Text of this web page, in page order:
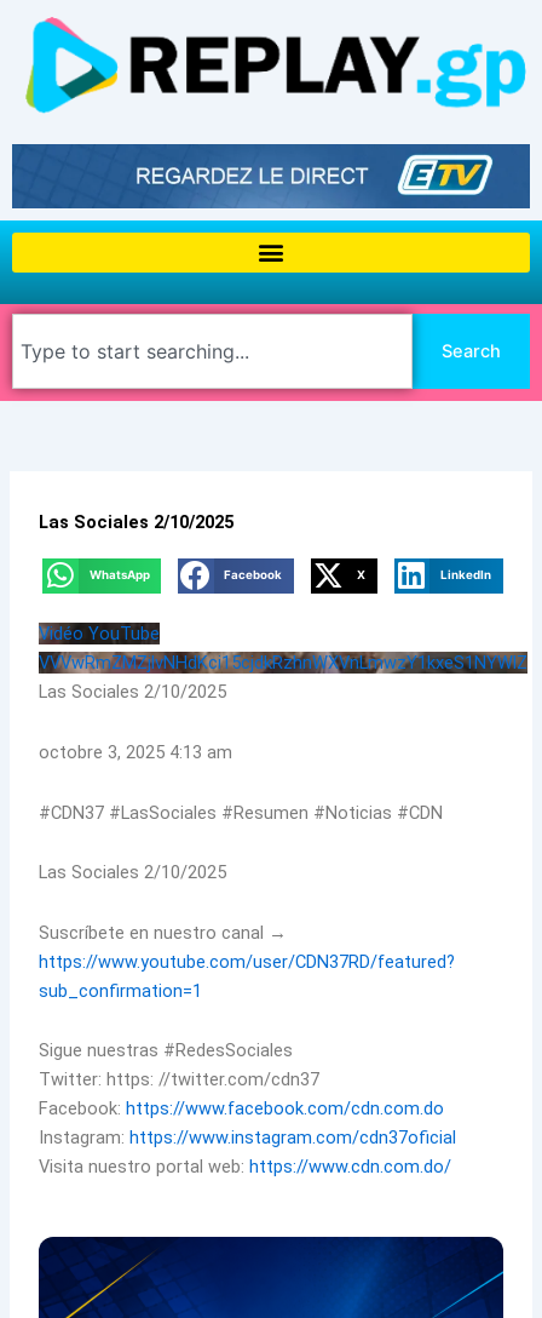
contenu
Search
Las Sociales 2/10/2025
WhatsApp Facebook X LinkedIn
Vidéo YouTube
VVVwRmZMZjlvNHdKci15cjdkRzhnWXVnLmwzY1kxeS1NYWlZ
Las Sociales 2/10/2025
octobre 3, 2025 4:13 am
#CDN37 #LasSociales #Resumen #Noticias #CDN
Las Sociales 2/10/2025
Suscríbete en nuestro canal →
https://www.youtube.com/user/CDN37RD/featured?
sub_confirmation=1
Sigue nuestras #RedesSociales
Twitter: https: //twitter.com/cdn37
Facebook:https://www.facebook.com/cdn.com.do
Instagram:https://www.instagram.com/cdn37oficial
Visita nuestro portal web:https://www.cdn.com.do/